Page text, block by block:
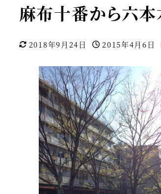
麻布十番から六
更新日
2018年9月24日
投稿日
2015年4月6日